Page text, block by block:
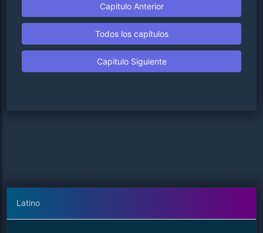
Capitulo Anterior
Todos los capítulos
Capitulo Siguiente
Latino